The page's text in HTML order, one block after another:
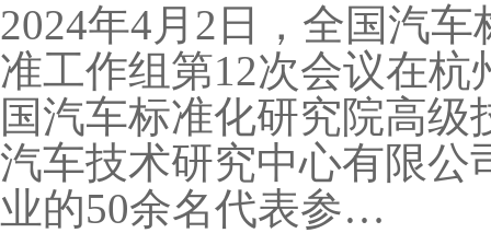
2024年4月2日，全国汽
准工作组第12次会议在
国汽车标准化研究院高
汽车技术研究中心有限公
业的50余名代表参…